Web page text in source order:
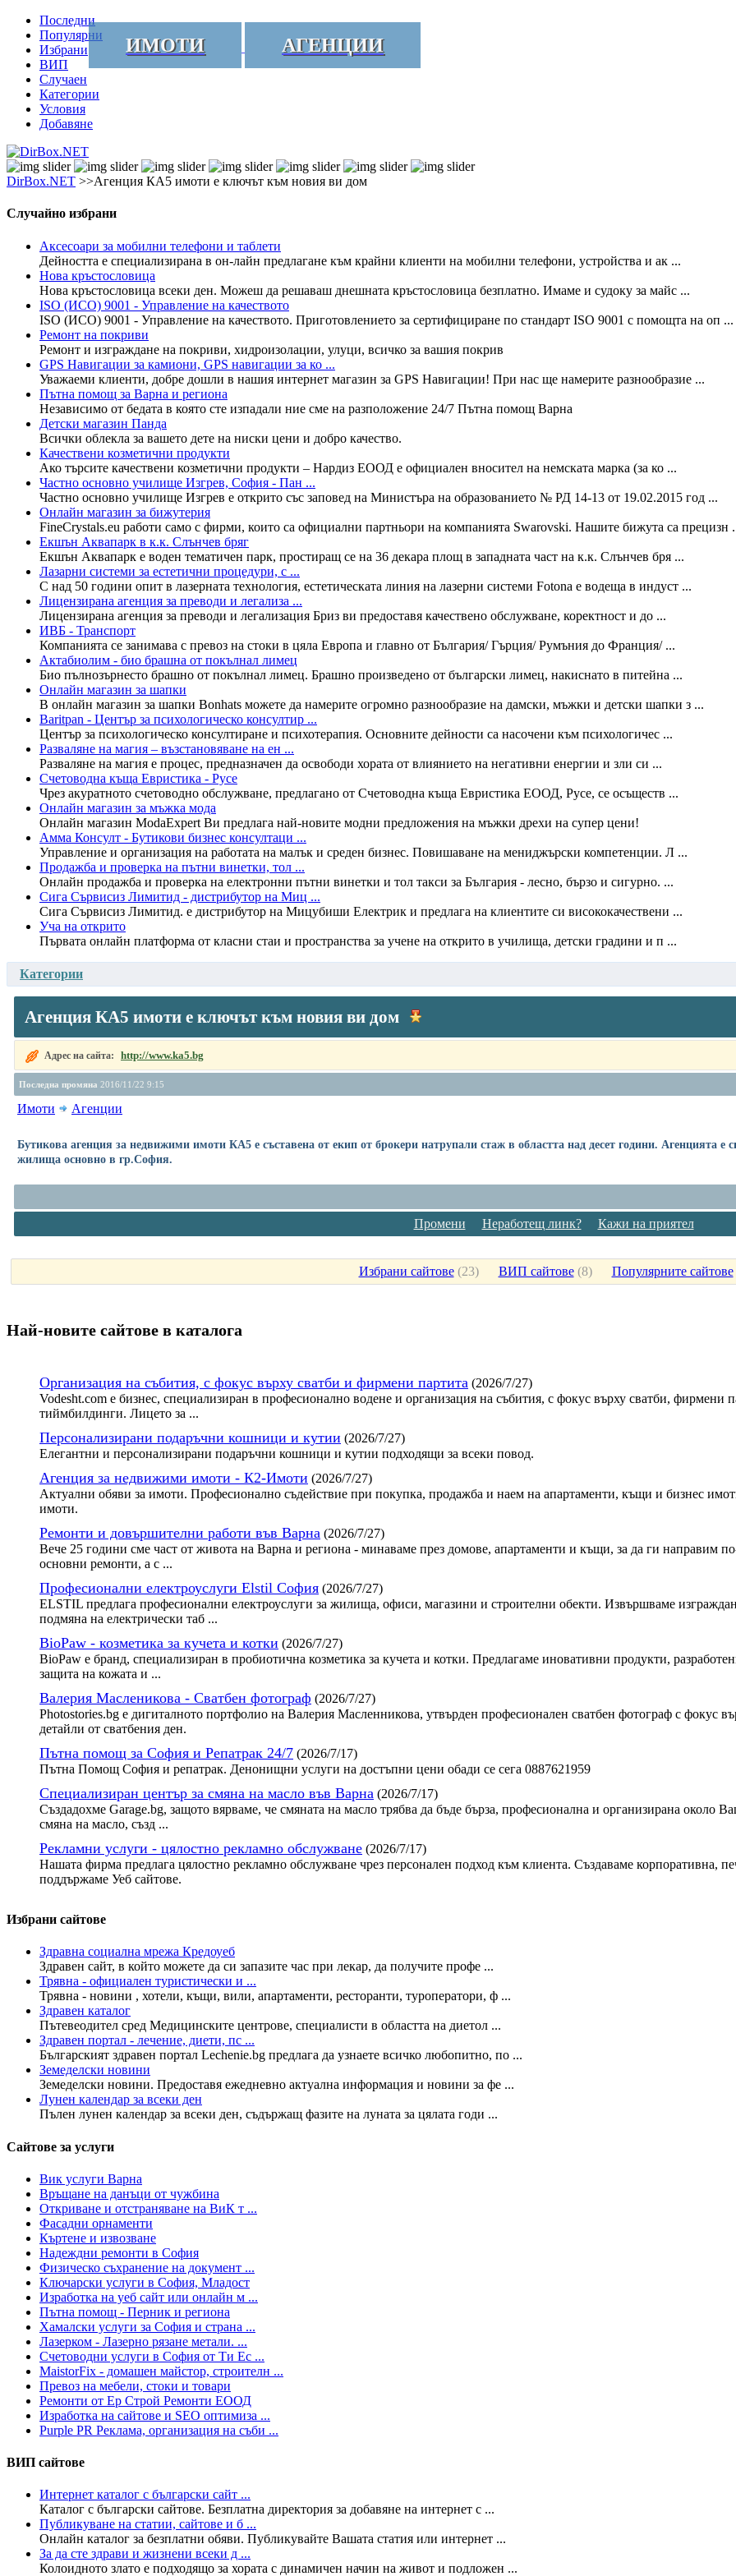
Последни
Популярни
Избрани
ВИП
Случаен
Категории
Условия
Добавяне
ИМОТИ АГЕНЦИИ
DirBox.NET >>Агенция КА5 имоти е ключът към новия ви дом
Случайно избрани
Аксесоари за мобилни телефони и таблети
Дейността е специализирана в он-лайн предлагане към крайни клиенти на мобилни телефони, устройства и ак ...
Нова кръстословица
Нова кръстословица всеки ден. Можеш да решаваш днешната кръстословица безплатно. Имаме и судоку за майс ...
ISO (ИСО) 9001 - Управление на качеството
ISO (ИСО) 9001 - Управление на качеството. Приготовлението за сертифициране по стандарт ISO 9001 с помощта на оп ...
Ремонт на покриви
Ремонт и изграждане на покриви, хидроизолации, улуци, всичко за вашия покрив
GPS Навигации за камиони, GPS навигации за ко ...
Уважаеми клиенти, добре дошли в нашия интернет магазин за GPS Навигации! При нас ще намерите разнообразие ...
Пътна помощ за Варна и региона
Независимо от бедата в която сте изпадали ние сме на разположение 24/7 Пътна помощ Варна
Детски магазин Панда
Всички облекла за вашето дете на ниски цени и добро качество.
Качествени козметични продукти
Ако търсите качествени козметични продукти – Нардиз ЕООД е официален вносител на немската марка (за ко ...
Частно основно училище Изгрев, София - Пан ...
Частно основно училище Изгрев е открито със заповед на Министъра на образованието № РД 14-13 от 19.02.2015 год ...
Онлайн магазин за бижутерия
FineCrystals.eu работи само с фирми, които са официални партньори на компанията Swarovski. Нашите бижута са прецизн
Екшън Аквапарк в к.к. Слънчев бряг
Екшън Аквапарк е воден тематичен парк, простиращ се на 36 декара площ в западната част на к.к. Слънчев бря ...
Лазарни системи за естетични процедури, с ...
С над 50 години опит в лазерната технология, естетическата линия на лазерни системи Fotona е водеща в индуст ...
Лицензирана агенция за преводи и легализа ...
Лицензирана агенция за преводи и легализация Бриз ви предоставя качествено обслужване, коректност и до ...
ИВБ - Транспорт
Компанията се занимава с превоз на стоки в цяла Европа и главно от България/ Гърция/ Румъния до Франция/ ...
Актабиолим - био брашна от покълнал лимец
Био пълнозърнесто брашно от покълнал лимец. Брашно произведено от български лимец, накиснато в питейна ...
Онлайн магазин за шапки
В онлайн магазин за шапки Bonhats можете да намерите огромно разнообразие на дамски, мъжки и детски шапки з ...
Baritpan - Център за психологическо консултир ...
Център за психологическо консултиране и психотерапия. Основните дейности са насочени към психологичес ...
Разваляне на магия – възстановяване на ен ...
Разваляне на магия е процес, предназначен да освободи хората от влиянието на негативни енергии и зли си ...
Счетоводна къща Евристика - Русе
Чрез акуратното счетоводно обслужване, предлагано от Счетоводна къща Евристика ЕООД, Русе, се осъществ ...
Онлайн магазин за мъжка мода
Онлайн магазин ModaExpert Ви предлага най-новите модни предложения на мъжки дрехи на супер цени!
Амма Консулт - Бутикови бизнес консултаци ...
Управление и организация на работата на малък и среден бизнес. Повишаване на мениджърски компетенции. Л ...
Продажба и проверка на пътни винетки, тол ...
Онлайн продажба и проверка на електронни пътни винетки и тол такси за България - лесно, бързо и сигурно. ...
Сига Сървисиз Лимитид - дистрибутор на Миц ...
Сига Сървисиз Лимитид. е дистрибутор на Мицубиши Електрик и предлага на клиентите си висококачествени ...
Уча на открито
Първата онлайн платформа от класни стаи и пространства за учене на открито в училища, детски градини и п ...
Категории
Агенция КА5 имоти е ключът към новия ви дом
Адрес на сайта: http://www.ka5.bg
Последна промяна 2016/11/22 9:15
Имоти Агенции
Бутикова агенция за недвижими имоти КА5 е съставена от екип от брокери натрупали стаж в областта над десет години. Агенцията е
жилища основно в гр.София.
Промени Неработещ линк? Кажи на приятел
Избрани сайтове(23) ВИП сайтове(8) Популярните сайтове
Най-новите сайтoве в каталога
Организация на събития, с фокус върху сватби и фирмени партита (2026/7/27)
Vodesht.com е бизнес, специализиран в професионално водене и организация на събития, с фокус върху сватби,
тиймбилдинги. Лицето за ...
Персонализирани подаръчни кошници и кутии (2026/7/27)
Елегантни и персонализирани подаръчни кошници и кутии подходящи за всеки повод.
Агенция за недвижими имоти - К2-Имоти (2026/7/27)
Актуални обяви за имоти. Професионално съдействие при покупка, продажба и наем на апартаменти, къщи и бизнес
имоти.
Ремонти и довършителни работи във Варна (2026/7/27)
Вече 25 години сме част от живота на Варна и региона - минаваме през домове, апартаменти и къщи, за да ги направим
основни ремонти, а с ...
Професионални електроуслуги Elstil София (2026/7/27)
ELSTIL предлага професионални електроуслуги за жилища, офиси, магазини и строителни обекти. Извършваме
подмяна на електрически таб ...
BioPaw - козметика за кучета и котки (2026/7/27)
BioPaw е бранд, специализиран в пробиотична козметика за кучета и котки. Предлагаме иновативни продукти,
защита на кожата и ...
Валерия Масленикова - Сватбен фотограф (2026/7/27)
Photostories.bg е дигиталното портфолио на Валерия Масленникова, утвърден професионален сватбен фотограф с фокус
детайли от сватбения ден.
Пътна помощ за София и Репатрак 24/7 (2026/7/17)
Пътна Помощ София и репатрак. Денонищни услуги на достъпни цени обади се сега 0887621959
Специализиран център за смяна на масло във Варна (2026/7/17)
Създадохме Garage.bg, защото вярваме, че смяната на масло трябва да бъде бърза, професионална и организирана около
смяна на масло, създ ...
Рекламни услуги - цялостно рекламно обслужване (2026/7/17)
Нашата фирма предлага цялостно рекламно обслужване чрез персонален подход към клиента. Създаваме корпоративна,
поддържаме Уеб сайтове.
Избрани сайтове
Здравна социална мрежа Кредоуеб
Здравен сайт, в който можете да си запазите час при лекар, да получите профе ...
Трявна - официален туристически и ...
Трявна - новини , хотели, къщи, вили, апартаменти, ресторанти, туроператори, ф ...
Здравен каталог
Пътевеодител сред Медицинските центрове, специалисти в областта на диетол ...
Здравен портал - лечение, диети, пс ...
Българският здравен портал Lechenie.bg предлага да узнаете всичко любопитно, по ...
Земеделски новини
Земеделски новини. Предоставя ежедневно актуална информация и новини за фе ...
Лунен календар за всеки ден
Пълен лунен календар за всеки ден, съдържащ фазите на луната за цялата годи ...
Сайтове за услуги
Вик услуги Варна
Връщане на данъци от чужбина
Откриване и отстраняване на ВиК т ...
Фасадни орнаменти
Къртене и извозване
Надеждни ремонти в София
Физическо съхранение на документ ...
Ключарски услуги в София, Младост
Изработка на уеб сайт или онлайн м ...
Пътна помощ - Перник и региона
Хамалски услуги за София и страна ...
Лазерком - Лазерно рязане метали. ...
Счетоводни услуги в София от Ти Ес ...
MaistorFix - домашен майстор, строителн ...
Превоз на мебели, стоки и товари
Ремонти от Ер Строй Ремонти ЕООД
Изработка на сайтове и SEO оптимиза ...
Purple PR Реклама, организация на съби ...
ВИП сайтове
Интернет каталог с български сайт ...
Каталог с български сайтове. Безплатна директория за добавяне на интернет с ...
Публикуване на статии, сайтове и б ...
Онлайн каталог за безплатни обяви. Публикувайте Вашата статия или интернет ...
За да сте здрави и жизнени всеки д ...
Колoидното злато е подходящо за хората с динамичен начин на живот и подложен ...